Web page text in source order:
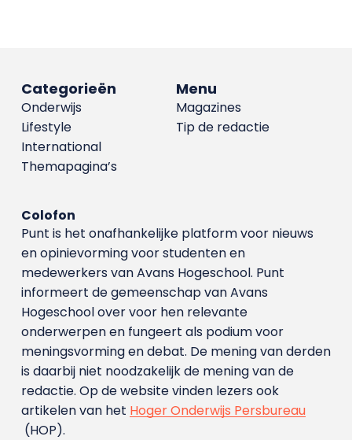
Menu
Magazines
Tip de redactie
Categorieën
Onderwijs
Lifestyle
International
Themapagina’s
Colofon
Punt is het onafhankelijke platform voor nieuws
en opinievorming voor studenten en
medewerkers van Avans Hoge­school. Punt
informeert de gemeenschap van Avans
Hogeschool over voor hen relevante
onderwerpen en fungeert als podium voor
meningsvorming en debat. De mening van derden
is daarbij niet noodzakelijk de mening van de
redactie. Op de website vinden lezers ook
artikelen van het Hoger Onderwijs Persbureau
(HOP).